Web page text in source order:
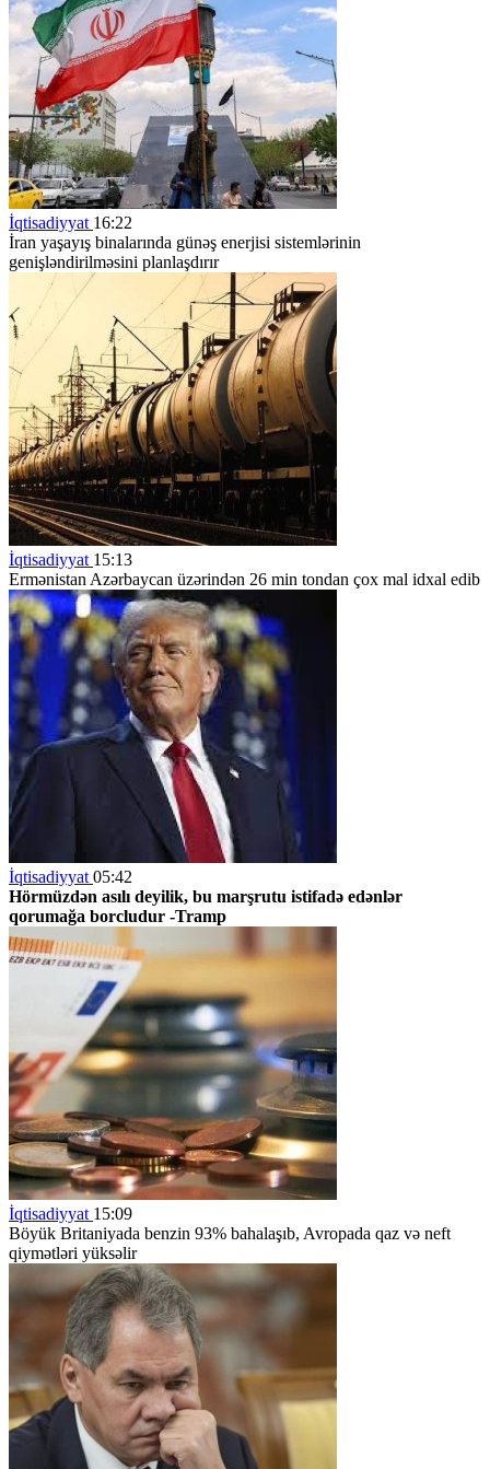
İqtisadiyyat 16:22
İran yaşayış binalarında günəş enerjisi sistemlərinin
genişləndirilməsini planlaşdırır
İqtisadiyyat 15:13
Ermənistan Azərbaycan üzərindən 26 min tondan çox mal idxal edib
İqtisadiyyat 05:42
Hörmüzdən asılı deyilik, bu marşrutu istifadə edənlər
qorumağa borcludur -Tramp
İqtisadiyyat 15:09
Böyük Britaniyada benzin 93% bahalaşıb, Avropada qaz və neft
qiymətləri yüksəlir